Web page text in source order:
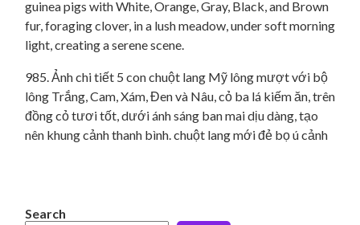
985. Ảnh chi tiết 5 con chuột lang Mỹ lông mượt với bộ
lông Trắng, Cam, Xám, Đen và Nâu, cỏ ba lá kiếm ăn, trên
đồng cỏ tươi tốt, dưới ánh sáng ban mai dịu dàng, tạo
nên khung cảnh thanh bình. chuột lang mới đẻ bọ ú cảnh
Search